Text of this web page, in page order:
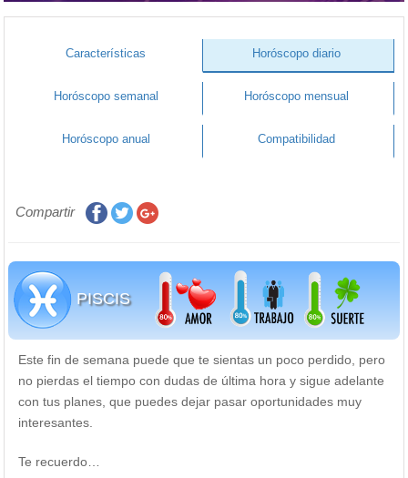
Características Horóscopo diario
Horóscopo semanal Horóscopo mensual
Horóscopo anual Compatibilidad
Compartir
PISCIS
Este fin de semana puede que te sientas un poco perdido, pero
no pierdas el tiempo con dudas de última hora y sigue adelante
con tus planes, que puedes dejar pasar oportunidades muy
interesantes.
Te recuerdo…